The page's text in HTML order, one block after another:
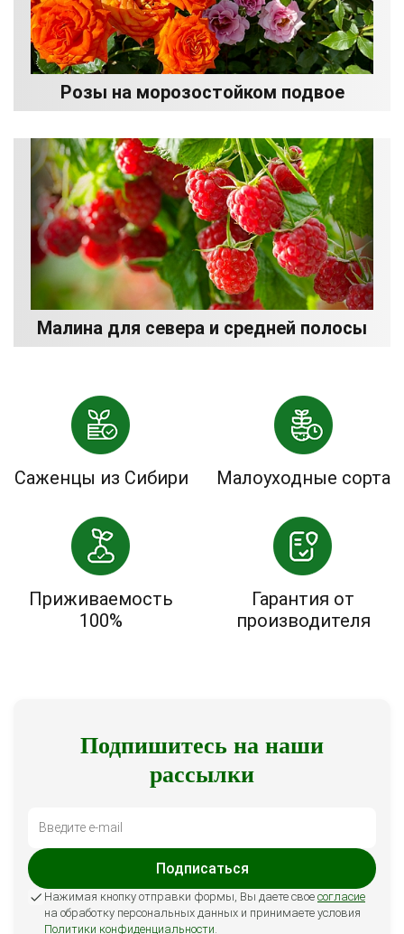
Розы на морозостойком подвое
Малина для севера и средней полосы
Саженцы из Сибири Малоуходные сорта
Приживаемость
100%
Гарантия от
производителя
Подпишитесь на наши
рассылки
Подписаться
Нажимая кнопку отправки формы, Вы даете свое согласие
на обработку персональных данных и принимаете условия
Политики конфиденциальности.